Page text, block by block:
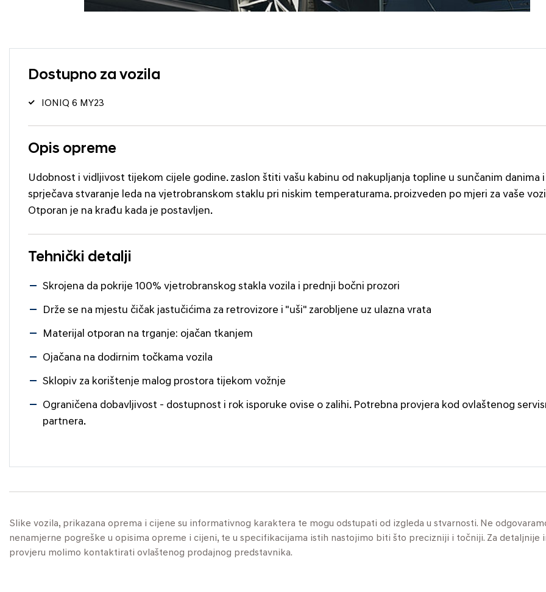
Dostupno za vozila
IONIQ 6 MY23
Opis opreme
Udobnost i vidljivost tijekom cijele godine. zaslon štiti vašu kabinu od nakupljanja topline u sunčanim danima i
sprječava stvaranje leda na vjetrobranskom staklu pri niskim temperaturama. proizveden po mjeri za vaše
Otporan je na krađu kada je postavljen.
Tehnički detalji
Skrojena da pokrije 100% vjetrobranskog stakla vozila i prednji bočni prozori
Drže se na mjestu čičak jastučićima za retrovizore i "uši" zarobljene uz ulazna vrata
Materijal otporan na trganje: ojačan tkanjem
Ojačana na dodirnim točkama vozila
Sklopiv za korištenje malog prostora tijekom vožnje
Ograničena dobavljivost - dostupnost i rok isporuke ovise o zalihi. Potrebna provjera kod ovlaštenog
partnera.
Slike vozila, prikazana oprema i cijene su informativnog karaktera te mogu odstupati od izgleda u stvarnosti. Ne
nenamjerne pogreške u opisima opreme i cijeni, te u specifikacijama istih nastojimo biti što precizniji i točniji. Za detaljnije
provjeru molimo kontaktirati ovlaštenog prodajnog predstavnika.